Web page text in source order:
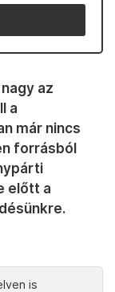
az
a
már nincs
forrásból
előtt a
is